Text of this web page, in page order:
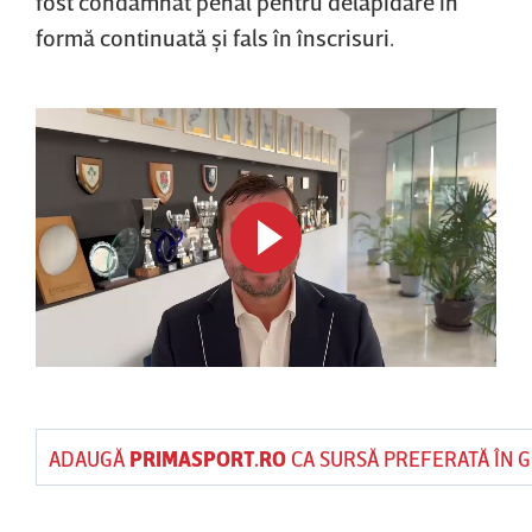
formă continuată şi fals în înscrisuri.
ADAUGĂ PRIMASPORT.ROCA SURSĂ PREFERATĂ ÎN